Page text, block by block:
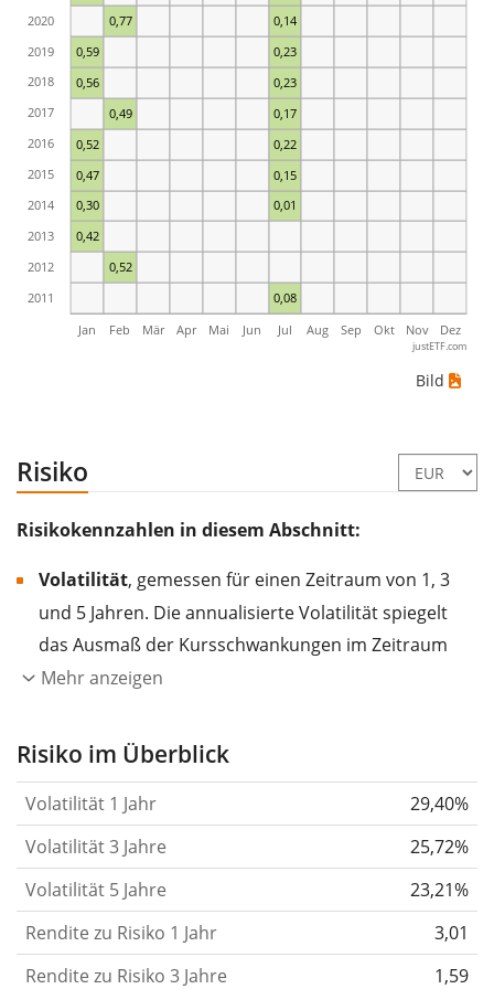
0,08
0,52
0,42
0,30 0,01
0,47 0,15
0,52 0,22
0,49 0,17
0,56 0,23
0,59 0,23
0,77 0,14
Jan Feb Mär Apr Mai Jun Jul Aug Sep Okt Nov Dez
2011
2012
2013
2014
2015
2016
2017
2018
2019
2020
justETF.com
Bild
Risiko
Risikokennzahlen in diesem Abschnitt:
Volatilität, gemessen für einen Zeitraum von 1, 3
und 5 Jahren. Die annualisierte Volatilität spiegelt
das Ausmaß der Kursschwankungen im Zeitraum
eines Jahres wider.
Aktie, des ETF, usw.) in der Vergangenheit
gelten im Allgemeinen als risikoreicher. Wir
berechnen die Volatilität auf Basis der Daten der
letzten 1, 3 und 5 Jahre, damit du sehen kannst, ob
die Kursschwankungen im Laufe der Zeit stärker
oder schwächer wurden. Weitere Informationen
findest du in unserem Artikel:
Mehr anzeigen
Risiko im Überblick
Volatilität 1 Jahr
29,40%
Volatilität 3 Jahre
25,72%
Volatilität 5 Jahre
23,21%
Rendite zu Risiko 1 Jahr
3,01
Rendite zu Risiko 3 Jahre
1,59